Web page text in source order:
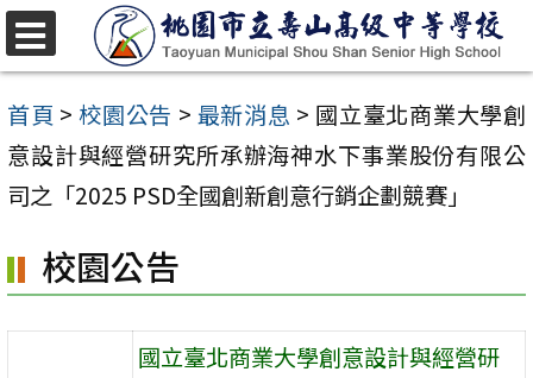
跳
至
主
要
內
區
首頁 > 校園公告 > 最新消息 > 國立臺北商業大學創
意設計與經營研究所承辦海神水下事業股份有限公
司之「2025 PSD全國創新創意行銷企劃競賽」
校園公告
國立臺北商業大學創意設計與經營研
選
單